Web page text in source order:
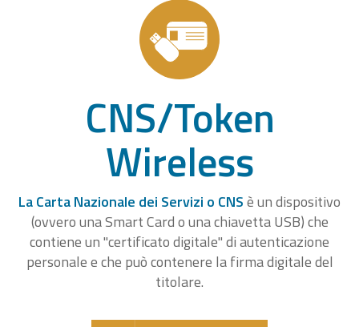
CNS/Token
Wireless
La Carta Nazionale dei Servizi o CNSè un dispositivo
(ovvero una Smart Card o una chiavetta USB) che
contiene un "certificato digitale" di autenticazione
personale e che può contenere la firma digitale del
titolare.